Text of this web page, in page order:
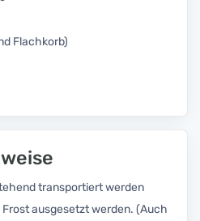
Flachkorb)
transportiert werden
ausgesetzt werden. (Auch